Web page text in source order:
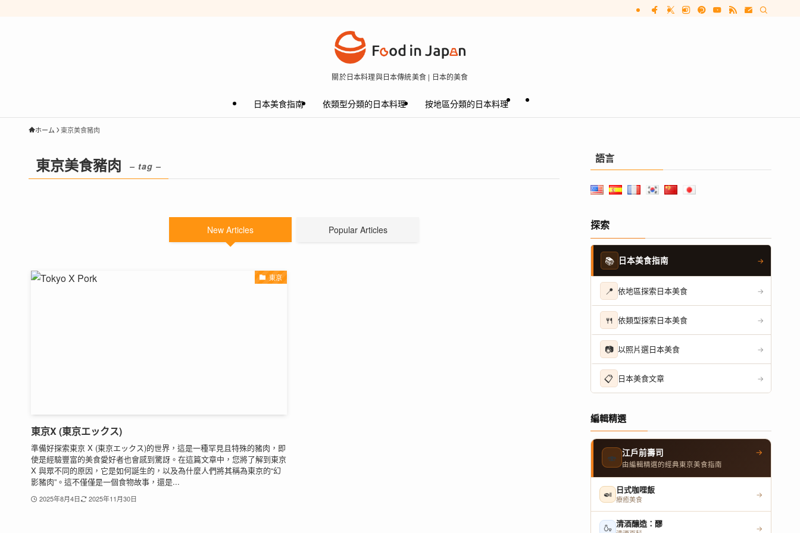
關於日本料理與日本傳統美食 | 日本的美食
日本美食指南 依類型分類的日本料理 按地區分類的日本料理
ホーム 東京美食豬肉
東京美食豬肉 – tag –
New Articles Popular Articles
東京
東京X (東京エックス)
準備好探索東京 X (東京エックス)的世界，這是一種罕見且特殊的豬肉，即
使是經驗豐富的美食愛好者也會感到驚訝。在這篇文章中，您將了解到東京
X 與眾不同的原因，它是如何誕生的，以及為什麼人們將其稱為東京的“幻
影豬肉”。這不僅僅是一個食物故事，還是...
2025年8月4日 2025年11月30日
語言
探索
📚 日本美食指南 →
📍 依地區探索日本美食 →
🍴 依類型探索日本美食 →
📷 以照片選日本美食 →
📋 日本美食文章 →
編輯精選
🍣 江戶前壽司
由編輯精選的經典東京美食指南
→
🍛 日式咖哩飯
療癒美食
→
🍶 清酒釀造：醪 →